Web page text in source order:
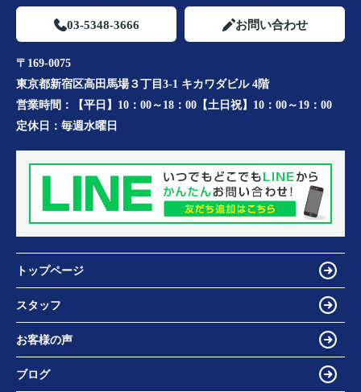
03-5348-3666 お問い合わせ
〒169-0075
東京都新宿区高田馬場３丁目3-1 キカワダビル 4階
営業時間：
【平日】10：00～18：00【土日祝】10：00～19：00
定休日： 毎週水曜日
トップページ
スタッフ
お客様の声
ブログ